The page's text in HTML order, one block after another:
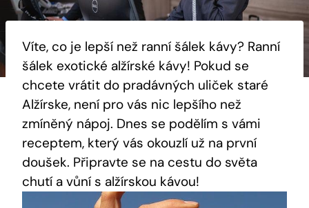
Víte, co je lepší než ranní šálek kávy? Ranní
šálek exotické alžírské kávy! Pokud se
chcete vrátit do pradávných uliček staré
Alžírske, není pro vás nic lepšího než
zmíněný nápoj. Dnes se podělím s vámi
receptem, který vás okouzlí už na první
doušek. Připravte se na cestu do světa
chutí a vůní s alžírskou kávou!